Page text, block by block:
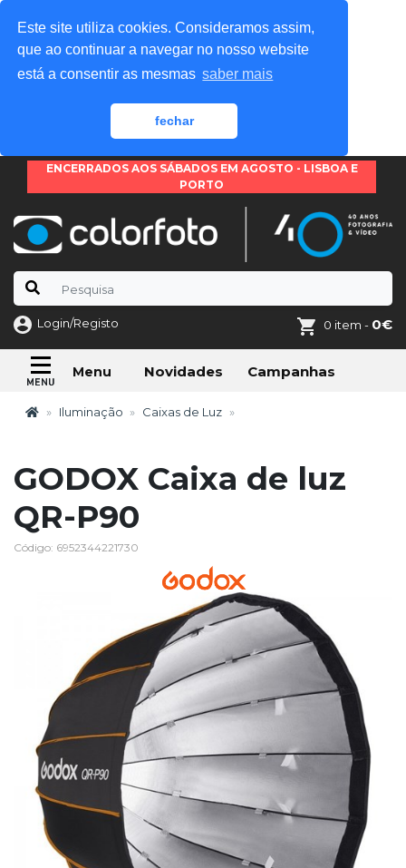
Este site utiliza cookies. Consideramos assim,
que ao continuar a navegar no nosso website
está a consentir as mesmas saber mais
fechar
ENCERRADOS AOS SÁBADOS EM AGOSTO - LISBOA E
PORTO
Login/Registo 0 item - 0€
Menu Novidades Campanhas
Iluminação Caixas de Luz
GODOX Caixa de luz
QR-P90
Código: 6952344221730